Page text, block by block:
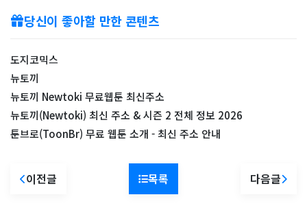
당신이 좋아할 만한 콘텐츠
도지코믹스
뉴토끼
뉴토끼 Newtoki 무료웹툰 최신주소
뉴토끼(Newtoki) 최신 주소 & 시즌 2 전체 정보 2026
툰브로(ToonBr) 무료 웹툰 소개 - 최신 주소 안내
이전글 목록 다음글